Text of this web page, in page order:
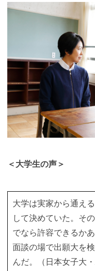
＜大学生の声＞
大学は実家から通え
して決めていた。そ
でなら許容できるか
面談の場で出願大を
んだ。（日本女子大・